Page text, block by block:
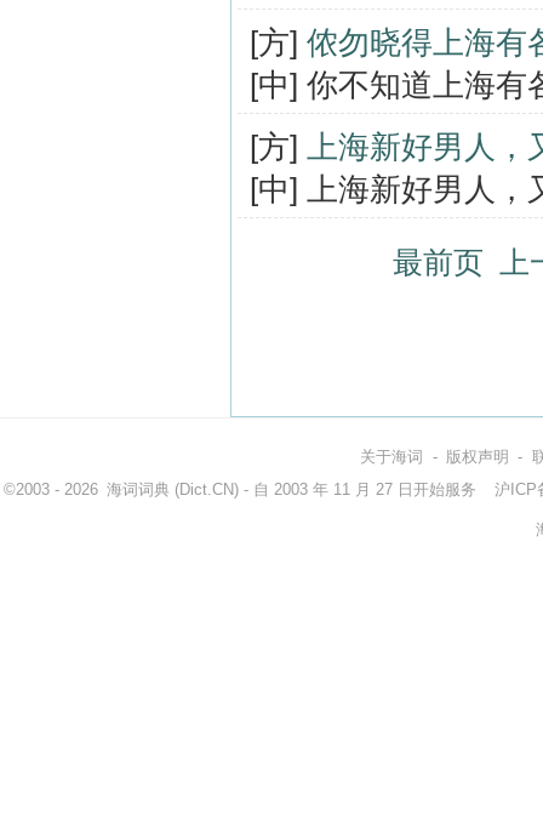
[方] 侬勿晓得上海有
[中] 你不知道上海有
[方] 上海新好男人，
[中] 上海新好男人，
最前页
关于海词 - 版权声明 -
©2003 - 2026 海词词典 (Dict.CN) - 自 2003 年 11 月 27 日开始服务 沪ICP